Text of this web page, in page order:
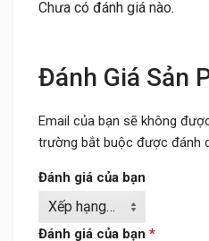
Chưa có đánh giá nào.
Đánh Giá Sản
Email của bạn sẽ không
trường bắt buộc được đánh
Đánh giá của bạn
Đánh giá của bạn *